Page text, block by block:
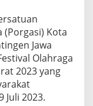
Kota
Jawa
Olahraga
2023 yang
Juli 2023.